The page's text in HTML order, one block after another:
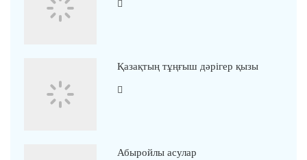
Қазақтың тұңғыш дәрігер қызы
Абыройлы асулар